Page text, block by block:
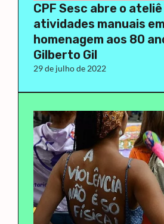
CPF Sesc abre o
atividades manuais em
homenagem aos 80
Gilberto Gil
29 de julho de 2022